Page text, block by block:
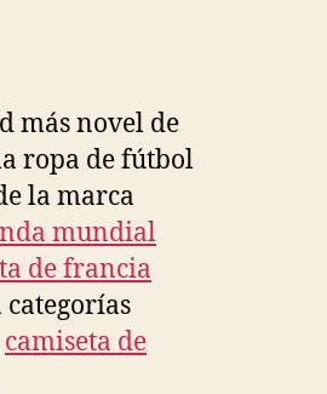
más novel de
ropa de fútbol
la marca
mundial
de francia
categorías
camiseta de